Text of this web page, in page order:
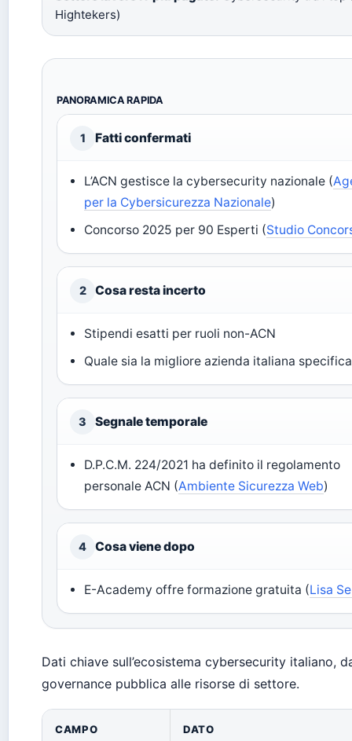
Hightekers)
PANORAMICA RAPIDA
1 Fatti confermati
L’ACN gestisce la cybersecurity nazionale (
per la Cybersicurezza Nazionale)
Concorso 2025 per 90 Esperti (Studio
2 Cosa resta incerto
Stipendi esatti per ruoli non-ACN
Quale sia la migliore azienda italiana specifica
3 Segnale temporale
D.P.C.M. 224/2021 ha definito il regolamento
personale ACN (Ambiente Sicurezza Web)
4 Cosa viene dopo
E-Academy offre formazione gratuita (Lisa
Dati chiave sull’ecosistema cybersecurity italiano,
governance pubblica alle risorse di settore.
CAMPO DATO